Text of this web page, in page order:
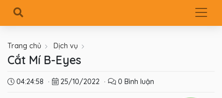
Trang chủ Dịch vụ
Cắt Mí B-Eyes
04:24:58 · 25/10/2022 · 0 Bình luận